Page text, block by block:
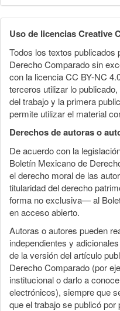
Uso de licencias Creative
Todos los textos publicados
Derecho Comparado sin
con la licencia CC BY-NC
terceros utilizar lo
del trabajo y la primera
permite utilizar el material
Derechos de autoras o
De acuerdo con la
Boletín Mexicano de
el derecho moral de las
titularidad del derecho
forma no exclusiva— al
en acceso abierto.
Autoras o autores pueden
independientes y
de la versión del artículo
Derecho Comparado (por
institucional o darlo a
electrónicos), siempre que
que el trabajo se publicó